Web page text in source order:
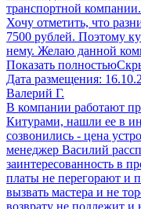
транспортной
Хочу отметить, что
7500 рублей. Поэтому
нему. Желаю данной
Показать полностью
Дата размещения:
Валерий Г.
В компании работают
Китурами, нашли ее в
созвонились - цена
менеджер Василий
заинтересованность в
платы не перегорают и
вызвать мастера и не